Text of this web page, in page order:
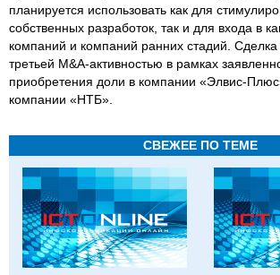
планируется использовать как для
собственных разработок, так и для входа в
компаний и компаний ранних стадий. Сделка
третьей M&A-активностью в рамках
приобретения доли в компании «Элвис-
компании «НТБ».
СВЕЖЕЕ ПО ТЕМЕ